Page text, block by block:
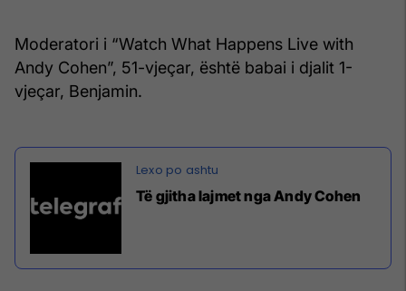
Moderatori i “Watch What Happens Live with
Andy Cohen”, 51-vjeçar, është babai i djalit 1-
vjeçar, Benjamin.
Të gjitha lajmet nga Andy Cohen